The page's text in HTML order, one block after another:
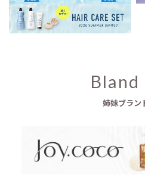
Bland
姉妹ブラン